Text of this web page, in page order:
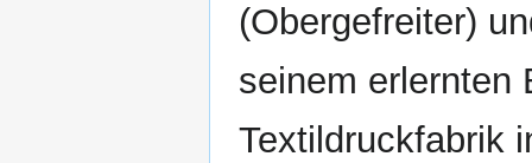
(Obergefreiter)
seinem erlernten
Textildruckfabrik